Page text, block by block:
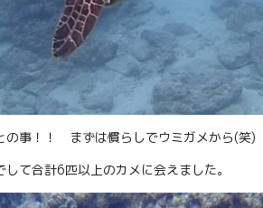
の事！！ まずは慣らしでウミガメから(笑)
て合計6匹以上のカメに会えました。